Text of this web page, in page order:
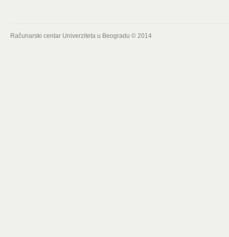
Računarski centar Univerziteta u Beogradu © 2014